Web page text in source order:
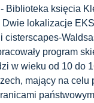
Biblioteka księcia
Dwie lokalizacje
cisterscapes-
program
w wieku od 10 do
mający na celu